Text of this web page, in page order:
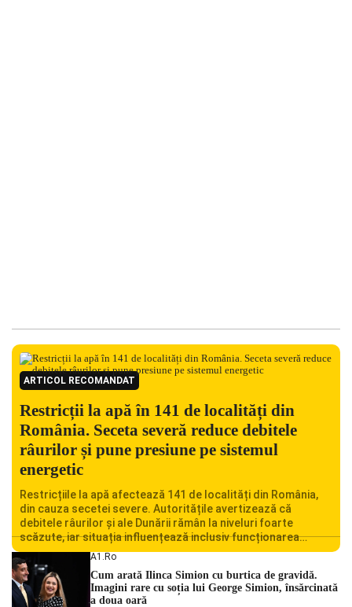
ARTICOL RECOMANDAT
Restricții la apă în 141 de localități din
România. Seceta severă reduce debitele
râurilor și pune presiune pe sistemul
energetic
Restricțiile la apă afectează 141 de localități din România,
din cauza secetei severe. Autoritățile avertizează că
debitele râurilor și ale Dunării rămân la niveluri foarte
scăzute, iar situația influențează inclusiv funcționarea
Centralei Nucleare de la Cernavodă. România se confruntă
cu una dintre cele mai dificile perioade din punct de vedere
hidrologic din ultimii ani. Lipsa […]
A1.ro
Cum arată Ilinca Simion cu burtica de gravidă.
Imagini rare cu soția lui George Simion, însărcinată
a doua oară